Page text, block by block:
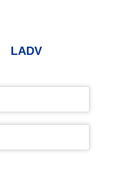
LADV